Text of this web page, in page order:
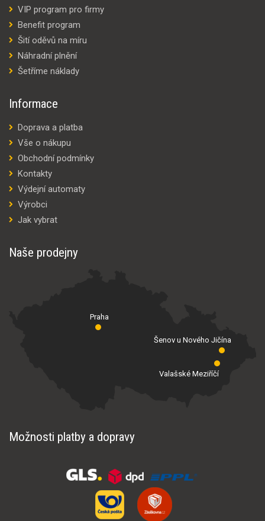
VIP program pro firmy
Benefit program
Šití oděvů na míru
Náhradní plnění
Šetříme náklady
Informace
Doprava a platba
Vše o nákupu
Obchodní podmínky
Kontakty
Výdejní automaty
Výrobci
Jak vybrat
Naše prodejny
Praha
Valašské Meziříčí
Šenov u Nového Jičína
Možnosti platby a dopravy